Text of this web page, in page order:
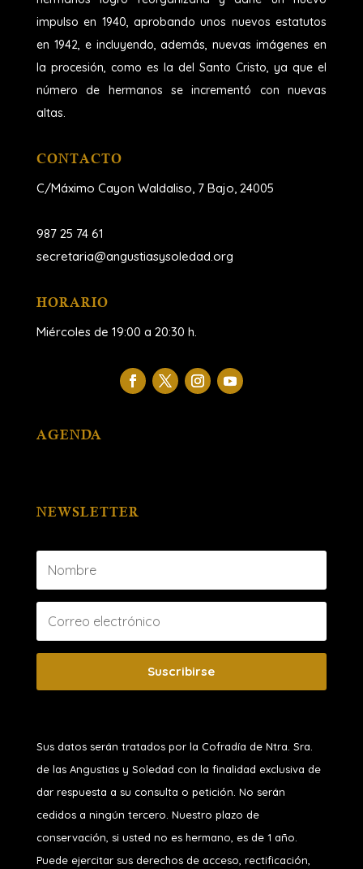
impulso en 1940, aprobando unos nuevos estatutos
en 1942, e incluyendo, además, nuevas imágenes en
la procesión, como es la del Santo Cristo, ya que el
número de hermanos se incrementó con nuevas
altas.
CONTACTO
C/Máximo Cayon Waldaliso, 7 Bajo, 24005
987 25 74 61
secretaria@angustiasysoledad.org
HORARIO
Miércoles de 19:00 a 20:30 h.
AGENDA
NEWSLETTER
Suscribirse
Sus datos serán tratados por la Cofradía de Ntra. Sra.
de las Angustias y Soledad con la finalidad exclusiva de
dar respuesta a su consulta o petición. No serán
cedidos a ningún tercero. Nuestro plazo de
conservación, si usted no es hermano, es de 1 año.
Puede ejercitar sus derechos de acceso, rectificación,